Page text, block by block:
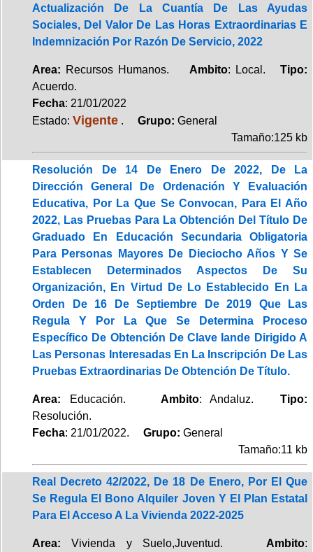
Actualización De La Cuantía De Las Ayudas
Sociales, Del Valor De Las Horas Extraordinarias E
Indemnización Por Razón De Servicio, 2022
Area: Recursos Humanos. Ambito: Local.Tipo:
Acuerdo.
Fecha: 21/01/2022
Estado: Vigente . Grupo: General
Tamaño:125 kb
Resolución De 14 De Enero De 2022, De La
Dirección General De Ordenación Y Evaluación
Educativa, Por La Que Se Convocan, Para El Año
2022, Las Pruebas Para La Obtención Del Título De
Graduado En Educación Secundaria Obligatoria
Para Personas Mayores De Dieciocho Años Y Se
Establecen Determinados Aspectos De Su
Organización, En Virtud De Lo Establecido En La
Orden De 16 De Septiembre De 2019 Que Las
Regula Y Por La Que Se Determina Proceso
Específico De Obtención De Clave Iande Dirigido A
Las Personas Interesadas En La Inscripción De Las
Pruebas Extraordinarias De Obtención De Título.
Area: Educación. Ambito: Andaluz.Tipo:
Resolución.
Fecha: 21/01/2022. Grupo: General
Tamaño:11 kb
Real Decreto 42/2022, De 18 De Enero, Por El Que
Se Regula El Bono Alquiler Joven Y El Plan Estatal
Para El Acceso A La Vivienda 2022-2025
Area: Vivienda y Suelo,Juventud. Ambito: